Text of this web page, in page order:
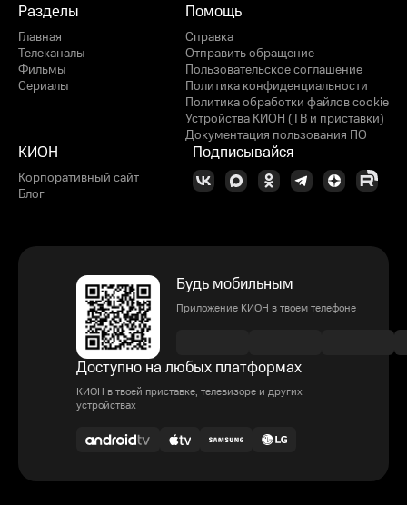
Разделы
Главная
Телеканалы
Фильмы
Сериалы
Помощь
Справка
Отправить обращение
Пользовательское соглашение
Политика конфиденциальности
Политика обработки файлов cookie
Устройства КИОН (ТВ и приставки)
Документация пользования ПО
КИОН
Корпоративный сайт
Блог
Подписывайся
Будь мобильным
Приложение КИОН в твоем телефоне
Доступно на любых платформах
КИОН в твоей приставке, телевизоре и других
устройствах